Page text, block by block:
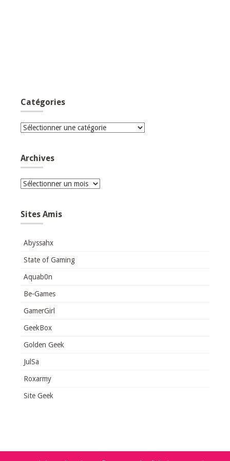
Catégories
Catégories
Archives
Archives
Sites Amis
Abyssahx
State of Gaming
Aquab0n
Be-Games
GamerGirl
GeekBox
Golden Geek
JulSa
Roxarmy
Site Geek